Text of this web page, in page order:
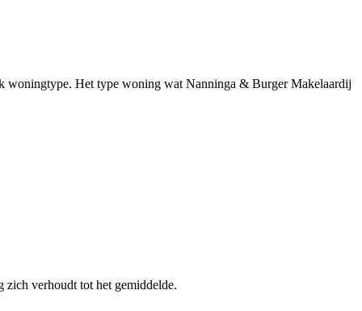
woningtype. Het type woning wat Nanninga & Burger Makelaardij
zich verhoudt tot het gemiddelde.